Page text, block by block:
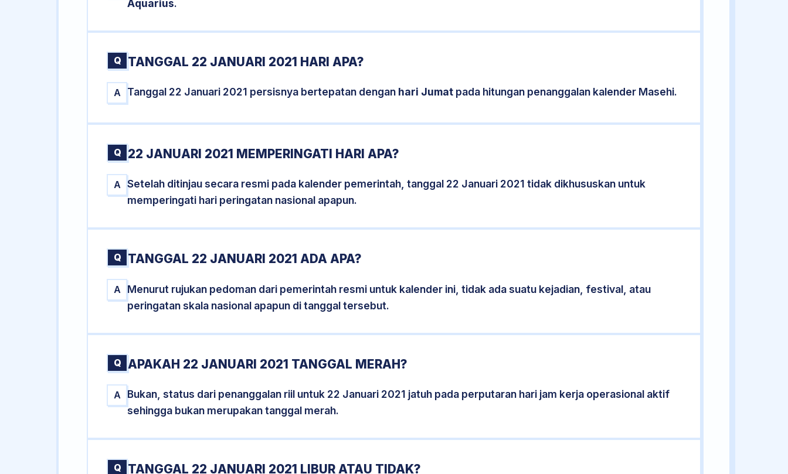
Aquarius.
Q TANGGAL 22 JANUARI 2021 HARI APA?
A Tanggal 22 Januari 2021 persisnya bertepatan dengan hari Jumat pada hitungan penanggalan kalender Masehi.
Q 22 JANUARI 2021 MEMPERINGATI HARI APA?
A Setelah ditinjau secara resmi pada kalender pemerintah, tanggal 22 Januari 2021 tidak dikhususkan untuk
memperingati hari peringatan nasional apapun.
Q TANGGAL 22 JANUARI 2021 ADA APA?
A
Menurut rujukan pedoman dari pemerintah resmi untuk kalender ini, tidak ada suatu kejadian, festival, atau
peringatan skala nasional apapun di tanggal tersebut.
Q APAKAH 22 JANUARI 2021 TANGGAL MERAH?
A
Bukan, status dari penanggalan riil untuk 22 Januari 2021 jatuh pada perputaran hari jam kerja operasional aktif
sehingga bukan merupakan tanggal merah.
Q TANGGAL 22 JANUARI 2021 LIBUR ATAU TIDAK?